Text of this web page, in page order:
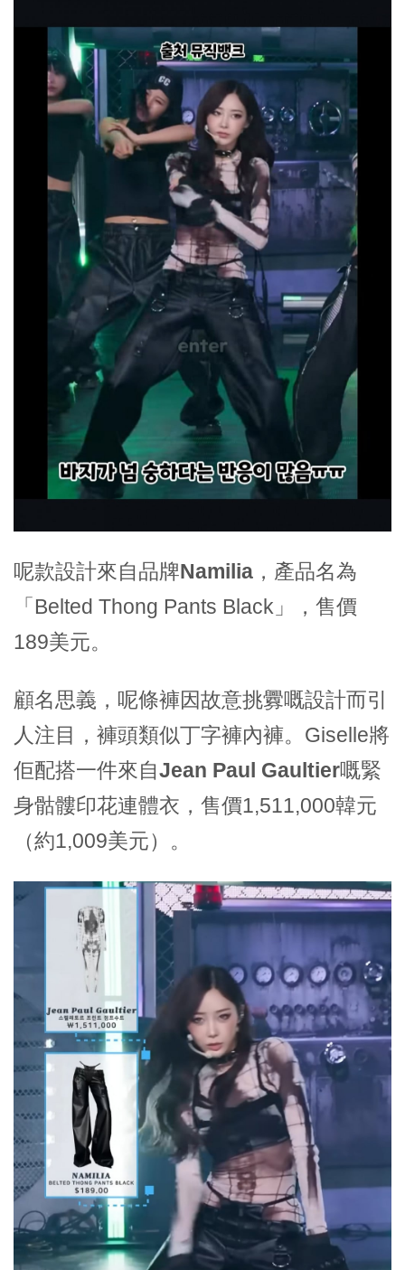
呢款設計來自品牌Namilia ，產品名為
「Belted Thong Pants Black」，售價
189美元。
顧名思義，呢條褲因故意挑釁嘅設計而引
人注目，褲頭類似丁字褲內褲。Giselle將
佢配搭一件來自Jean Paul Gaultier嘅緊
身骷髏印花連體衣，售價1,511,000韓元
（約1,009美元）。